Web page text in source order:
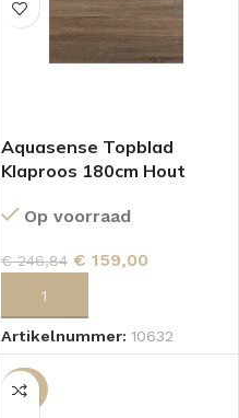
Aquasense Topblad
Klaproos 180cm Hout
Op voorraad
€246,84 € 159,00
Artikelnummer: 10632
-36%